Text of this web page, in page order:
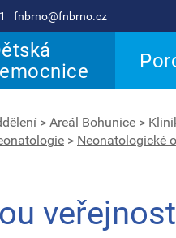
fnbrno@fnbrno.cz
> Areál Bohunice >
> Neonatologické
veřejnost